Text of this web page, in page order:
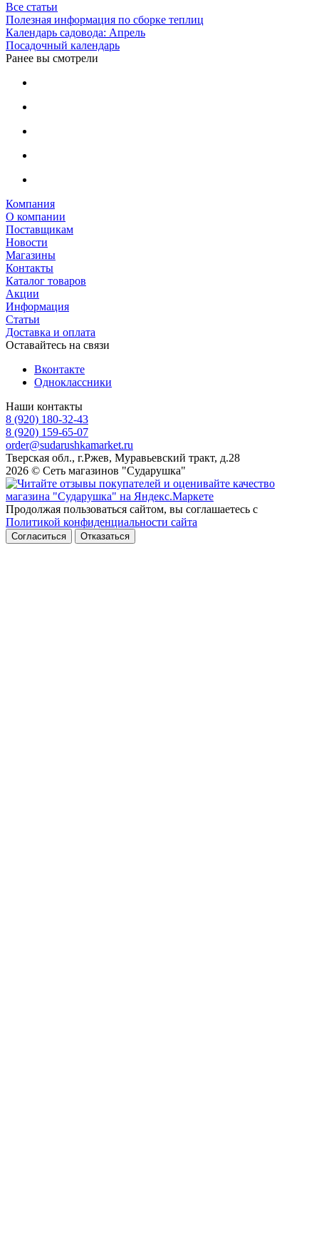
Все статьи
Полезная информация по сборке теплиц
Календарь садовода: Апрель
Посадочный календарь
Ранее вы смотрели
Компания
О компании
Поставщикам
Новости
Магазины
Контакты
Каталог товаров
Акции
Информация
Статьи
Доставка и оплата
Оставайтесь на связи
Вконтакте
Одноклассники
Наши контакты
8 (920) 180-32-43
8 (920) 159-65-07
order@sudarushkamarket.ru
Тверская обл., г.Ржев, Муравьевский тракт, д.28
2026 © Сеть магазинов "Сударушка"
Продолжая пользоваться сайтом, вы соглашаетесь с
Политикой конфиденциальности сайта
Согласиться Отказаться